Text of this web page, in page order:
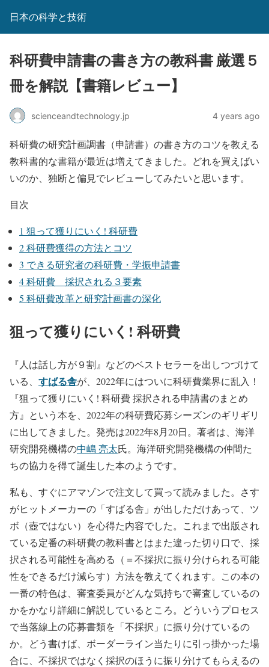
日本の科学と技術
科研費申請書の書き方の教科書 厳選５
冊を解説【書籍レビュー】
scienceandtechnology.jp 4 years ago
科研費の研究計画調書（申請書）の書き方のコツを教える
教科書的な書籍が最近は増えてきました。どれを買えばい
いのか、独断と偏見でレビューしてみたいと思います。
目次
1 狙って獲りにいく! 科研費
2科研費獲得の方法とコツ
3 できる研究者の科研費・学振申請書
4科研費 採択される３要素
5 科研費改革と研究計画書の深化
狙って獲りにいく! 科研費
『人は話し方が９割』などのベストセラーを出しつづけて
いる、 すばる舎が、2022年にはついに科研費業界に乱入！
『狙って獲りにいく! 科研費 採択される申請書のまとめ
方』という本を、2022年の科研費応募シーズンのギリギリ
に出してきました。発売は2022年8月20日。著者は、海洋
研究開発機構の中嶋 亮太氏。海洋研究開発機構の仲間た
ちの協力を得て誕生した本のようです。
私も、すぐにアマゾンで注文して買って読みました。さす
がヒットメーカーの「すばる舎」が出しただけあって、ツ
ボ（壺ではない）を心得た内容でした。これまで出版され
ている定番の科研費の教科書とはまた違った切り口で、採
択される可能性を高める（＝不採択に振り分けられる可能
性をできるだけ減らす）方法を教えてくれます。この本の
一番の特色は、審査委員がどんな気持ちで審査しているの
かをかなり詳細に解説しているところ。どういうプロセス
で当落線上の応募書類を「不採択」に振り分けているの
か。どう書けば、ボーダーライン当たりに引っ掛かった場
合に、不採択ではなく採択のほうに振り分けてもらえるの